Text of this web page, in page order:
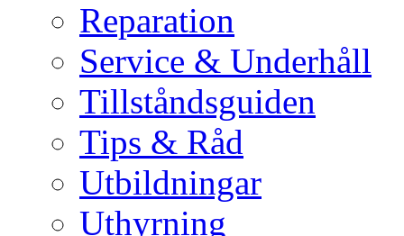
Reparation
Service & Underhåll
Tillståndsguiden
Tips & Råd
Utbildningar
Uthyrning